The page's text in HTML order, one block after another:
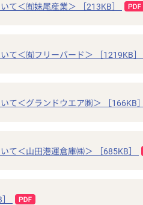
て＜㈲妹尾産業＞ ［213KB］
て＜㈲フリーバード＞ ［1219KB］
て＜グランドウエア㈱＞ ［166KB］
て＜山田港運倉庫㈱＞ ［685KB］